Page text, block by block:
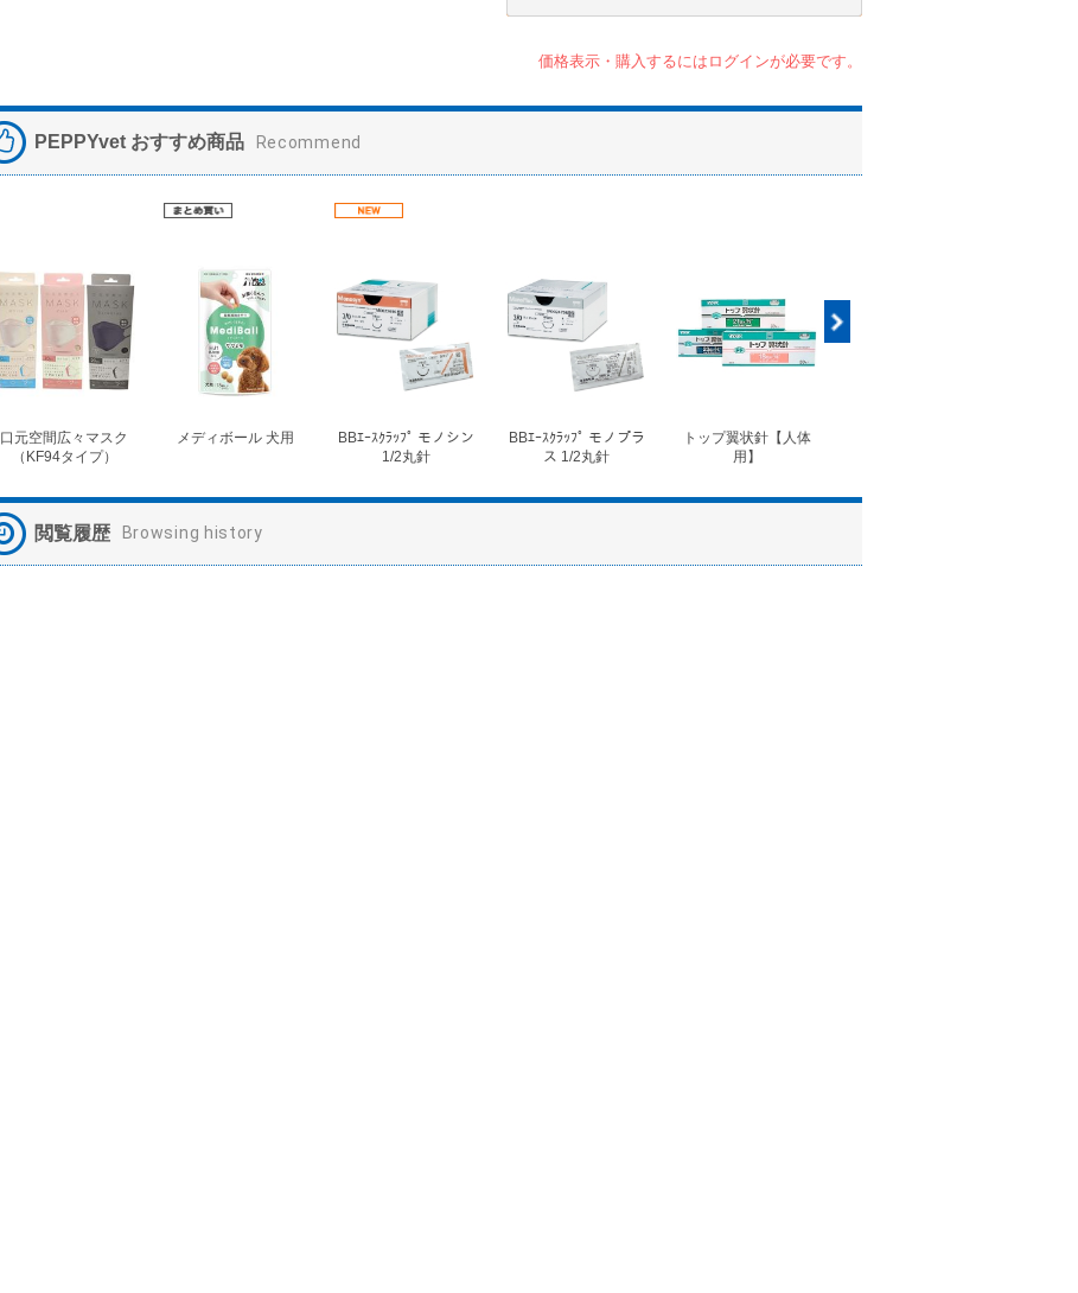
価格表示・購入するにはログインが必要です。
PEPPYvet おすすめ商品 Recommend
口元空間広々マスク
（KF94タイプ）
メディボール 犬用
BBｴｰｽｸﾗｯﾌﾟ モノシン
1/2丸針
BBｴｰｽｸﾗｯﾌﾟ モノプラ
ス 1/2丸針
トップ翼状針【人体
用】
閲覧履歴 Browsing history